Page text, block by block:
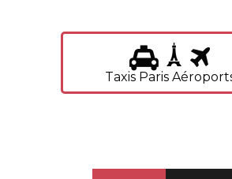
Taxis Paris